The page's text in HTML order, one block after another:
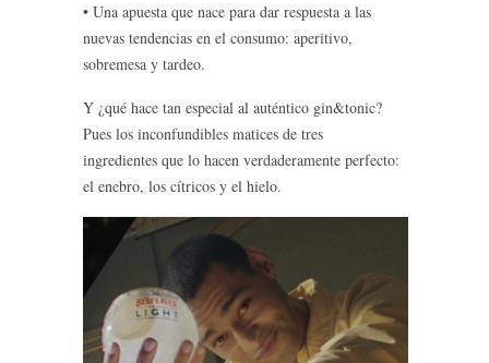
• Una apuesta que nace para dar respuesta a las
nuevas tendencias en el consumo: aperitivo,
sobremesa y tardeo.
Y ¿qué hace tan especial al auténtico gin&tonic?
Pues los inconfundibles matices de tres
ingredientes que lo hacen verdaderamente perfecto:
el enebro, los cítricos y el hielo.